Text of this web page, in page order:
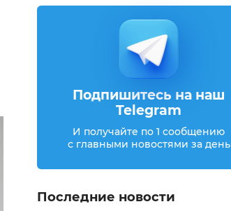
Подпишитесь на наш
Telegram
И получайте по 1 сообщению
с главными новостями за день
Последние новости